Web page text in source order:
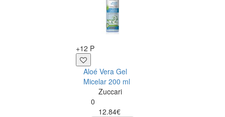
+12 P
Aloé Vera Gel
Micelar 200 ml
Zuccari
0
12.84€